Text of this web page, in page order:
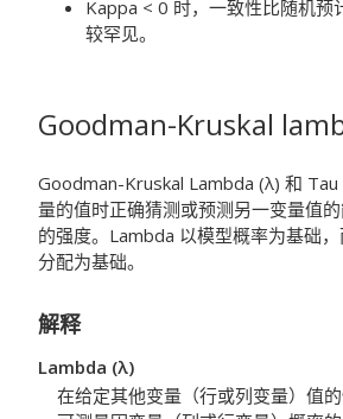
Kappa < 0 时，一致性比随机预
较罕见。
Goodman-Kruskal
Goodman-Kruskal Lambda (λ) 和
量的值时正确猜测或预测另一变量值
的强度。Lambda 以模型概率为基础
分配为基础。
解释
Lambda (λ)
在给定其他变量（行或列变量）值